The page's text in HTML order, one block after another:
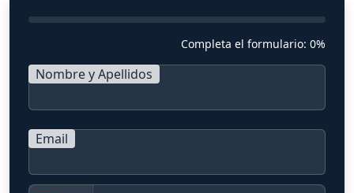
Completa el formulario: 0%
Nombre y Apellidos
Email